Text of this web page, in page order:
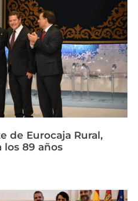
de Eurocaja Rural,
los 89 años